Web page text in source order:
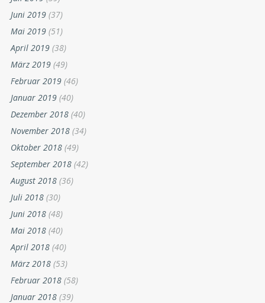
Juni 2019 (37)
Mai 2019 (51)
April 2019 (38)
März 2019 (49)
Februar 2019 (46)
Januar 2019 (40)
Dezember 2018 (40)
November 2018 (34)
Oktober 2018 (49)
September 2018 (42)
August 2018 (36)
Juli 2018 (30)
Juni 2018 (48)
Mai 2018 (40)
April 2018 (40)
März 2018 (53)
Februar 2018 (58)
Januar 2018 (39)